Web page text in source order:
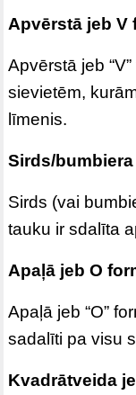
Apvērstā jeb V
Apvērstā jeb
sievietēm,
līmenis.
Sirds/
Sirds (vai
tauku ir sdalīta
Apaļā jeb O
Apaļā jeb “O”
sadalīti pa visu
Kvadrātveida